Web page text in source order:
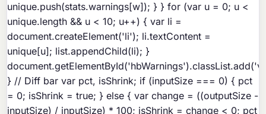
unique.push(stats.warnings[w]); } } for (var u = 0; u <
unique.length && u < 10; u++) { var li =
document.createElement('li'); li.textContent =
unique[u]; list.appendChild(li); }
} // Diff bar var pct, isShrink; if (inputSize === 0) { pct
= 0; isShrink = true; } else { var change = ((outputSize -
inputSize) / inputSize) * 100; isShrink = change < 0; pct